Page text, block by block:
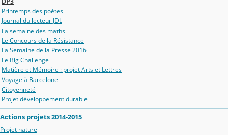
Printemps des poètes
Journal du lecteur JDL
La semaine des maths
Le Concours de la Résistance
La Semaine de la Presse 2016
Le Big Challenge
Matière et Mémoire : projet Arts et Lettres
Voyage à Barcelone
Citoyenneté
Projet développement durable
Actions projets 2014-2015
Projet nature